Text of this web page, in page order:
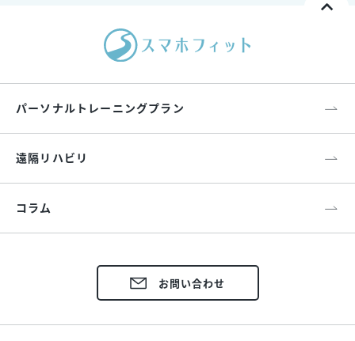
パーソナルトレーニングプラン
遠隔リハビリ
コラム
お問い合わせ